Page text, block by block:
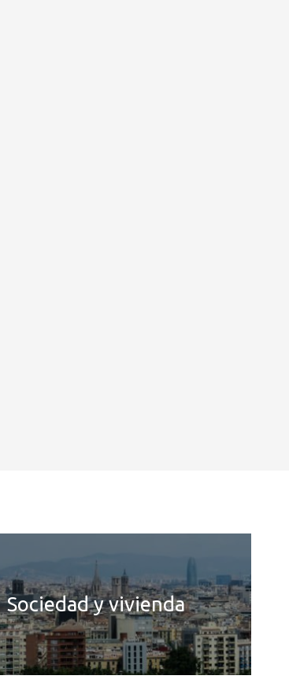
Sociedad y vivienda